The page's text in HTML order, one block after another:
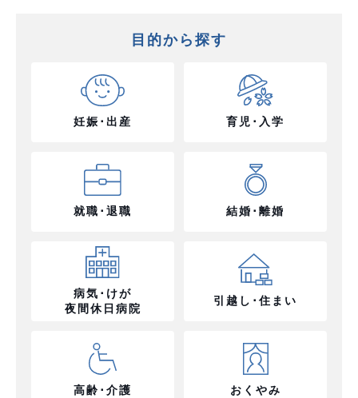
目的から探す
妊娠･出産 育児･入学
就職･退職 結婚･離婚
病気･けが
夜間休日病院
引越し･住まい
高齢･介護 おくやみ